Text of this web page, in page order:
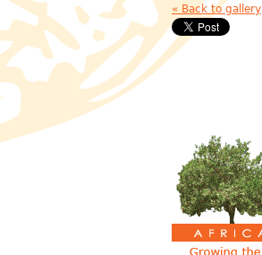
« Back to gallery